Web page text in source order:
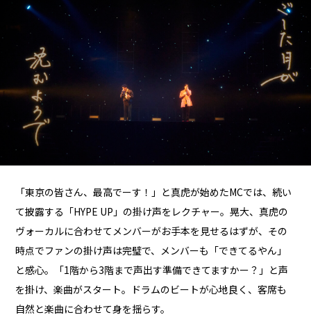
「東京の皆さん、最高でーす！」と真虎が始めたMCでは、続い
て披露する「HYPE UP」の掛け声をレクチャー。晃大、真虎の
ヴォーカルに合わせてメンバーがお手本を見せるはずが、その
時点でファンの掛け声は完璧で、メンバーも「できてるやん」
と感心。「1階から3階まで声出す準備できてますかー？」と声
を掛け、楽曲がスタート。ドラムのビートが心地良く、客席も
自然と楽曲に合わせて身を揺らす。